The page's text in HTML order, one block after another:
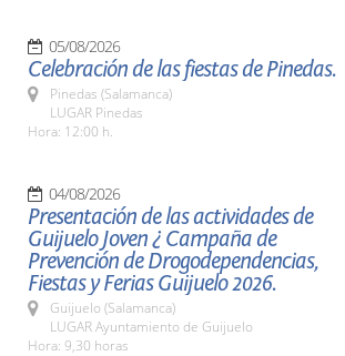
05/08/2026
Celebración de las fiestas de Pinedas.
Pinedas (Salamanca)
LUGAR Pinedas
Hora: 12:00 h.
04/08/2026
Presentación de las actividades de
Guijuelo Joven ¿ Campaña de
Prevención de Drogodependencias,
Fiestas y Ferias Guijuelo 2026.
Guijuelo (Salamanca)
LUGAR Ayuntamiento de Guijuelo
Hora: 9,30 horas